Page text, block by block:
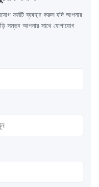
ফর্মটি ব্যবহার করুন যদি আপনার
সম্ভব আপনার সাথে যোগাযোগ